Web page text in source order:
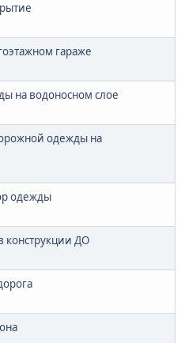
гараже
на водоносном слое
одежды на
одежды
конструкции ДО